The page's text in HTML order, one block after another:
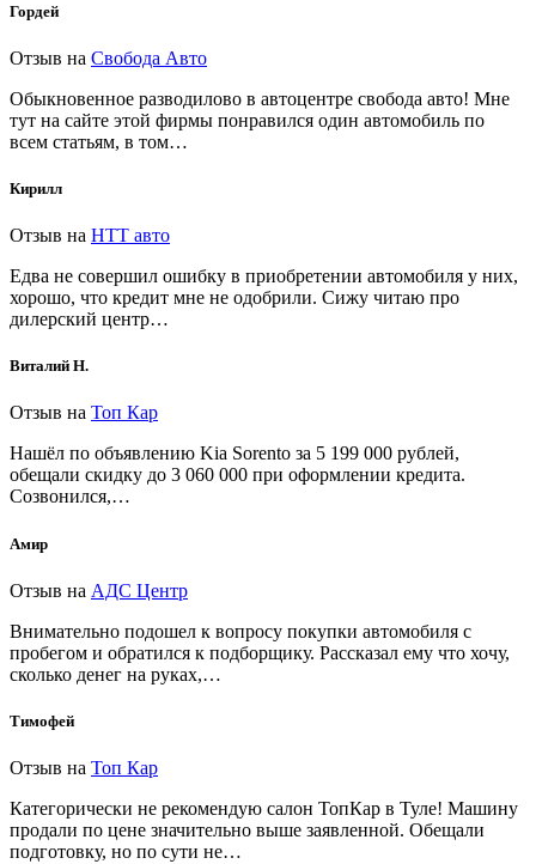
Гордей
Отзыв на Свобода Авто
Обыкновенное разводилово в автоцентре свобода авто! Мне
тут на сайте этой фирмы понравился один автомобиль по
всем статьям, в том…
Кирилл
Отзыв на НТТ авто
Едва не совершил ошибку в приобретении автомобиля у них,
хорошо, что кредит мне не одобрили. Сижу читаю про
дилерский центр…
Виталий Н.
Отзыв на Топ Кар
Нашёл по объявлению Kia Sorento за 5 199 000 рублей,
обещали скидку до 3 060 000 при оформлении кредита.
Созвонился,…
Амир
Отзыв на АДС Центр
Внимательно подошел к вопросу покупки автомобиля с
пробегом и обратился к подборщику. Рассказал ему что хочу,
сколько денег на руках,…
Тимофей
Отзыв на Топ Кар
Категорически не рекомендую салон ТопКар в Туле! Машину
продали по цене значительно выше заявленной. Обещали
подготовку, но по сути не…